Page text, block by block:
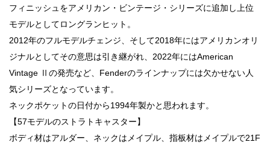
フィニッシュをアメリカン・ビンテージ・シリーズに追加し上位
モデルとしてロングランヒット。
2012年のフルモデルチェンジ、そして2018年にはアメリカンオリ
ジナルとしてその意思は引き継がれ、2022年にはAmerican
Vintage Ⅱの発売など、Fenderのラインナップには欠かせない人
気シリーズとなっています。
ネックポケットの日付から1994年製かと思われます。
【57モデルのストラトキャスター】
ボディ材はアルダー、ネックはメイプル、指板材はメイプルで21F